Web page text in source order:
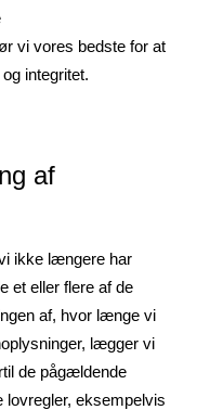
vi vores bedste for at
integritet.
af
ikke længere har
et eller flere af de
af, hvor længe vi
lægger vi
de pågældende
eksempelvis